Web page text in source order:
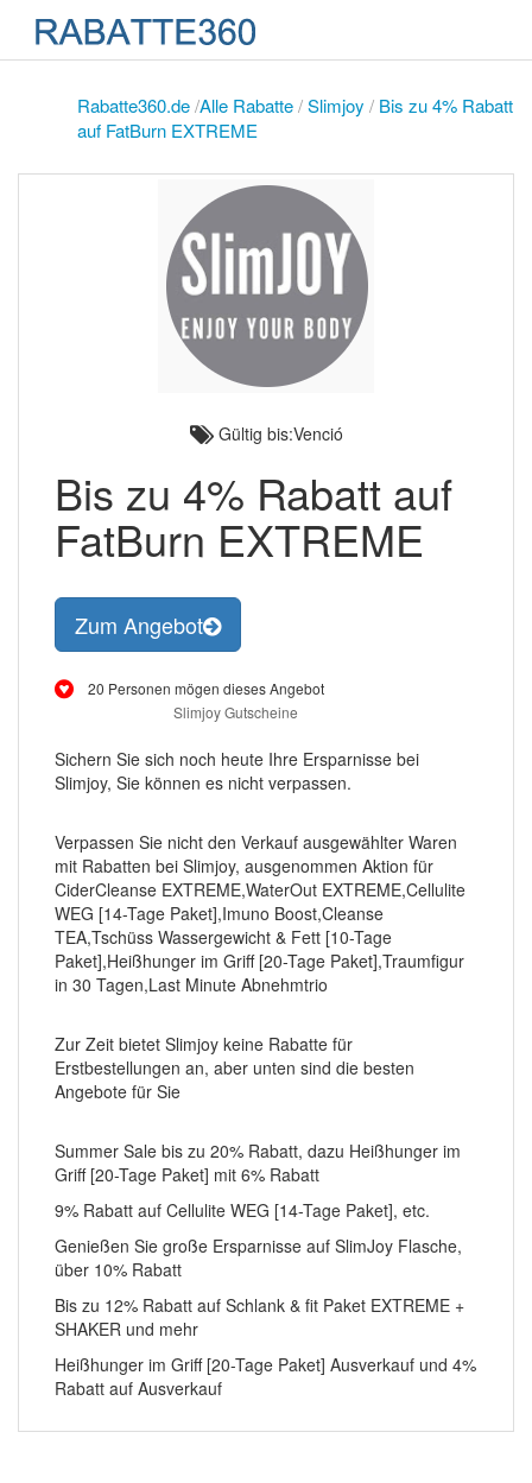
Rabatte360.de/Alle Rabatte/Slimjoy / Bis zu 4% Rabatt
auf FatBurn EXTREME
Gültig bis:Venció
Bis zu 4% Rabatt auf
FatBurn EXTREME
Zum Angebot
20 Personen mögen dieses Angebot
Slimjoy Gutscheine
Sichern Sie sich noch heute Ihre Ersparnisse bei
Slimjoy, Sie können es nicht verpassen.
Verpassen Sie nicht den Verkauf ausgewählter Waren
mit Rabatten bei Slimjoy, ausgenommen Aktion für
CiderCleanse EXTREME,WaterOut EXTREME,Cellulite
WEG [14-Tage Paket],Imuno Boost,Cleanse
TEA,Tschüss Wassergewicht & Fett [10-Tage
Paket],Heißhunger im Griff [20-Tage Paket],Traumfigur
in 30 Tagen,Last Minute Abnehmtrio
Zur Zeit bietet Slimjoy keine Rabatte für
Erstbestellungen an, aber unten sind die besten
Angebote für Sie
Summer Sale bis zu 20% Rabatt, dazu Heißhunger im
Griff [20-Tage Paket] mit 6% Rabatt
9% Rabatt auf Cellulite WEG [14-Tage Paket], etc.
Genießen Sie große Ersparnisse auf SlimJoy Flasche,
über 10% Rabatt
Bis zu 12% Rabatt auf Schlank & fit Paket EXTREME +
SHAKER und mehr
Heißhunger im Griff [20-Tage Paket] Ausverkauf und 4%
Rabatt auf Ausverkauf